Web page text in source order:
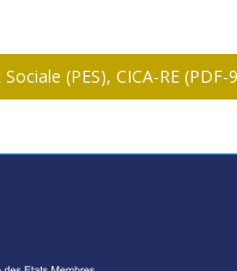
(PES), CICA-RE (PDF-